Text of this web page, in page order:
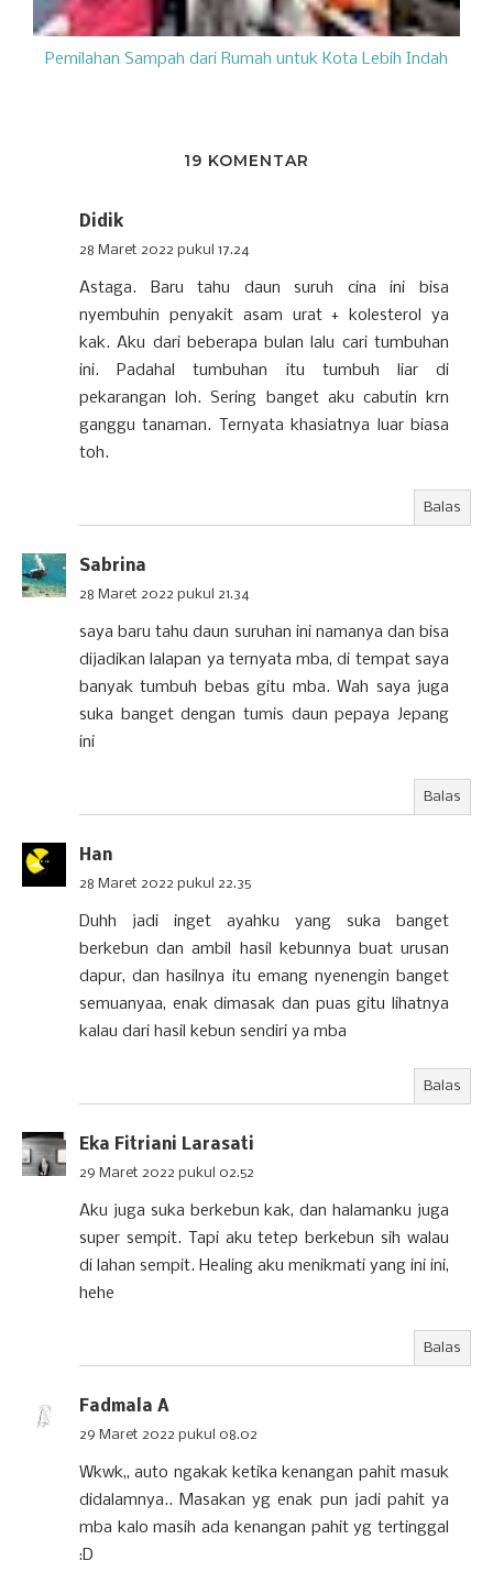
Pemilahan Sampah dari Rumah untuk Kota Lebih Indah
19 KOMENTAR
Didik
28 Maret 2022 pukul 17.24
Astaga. Baru tahu daun suruh cina ini bisa
nyembuhin penyakit asam urat + kolesterol ya
kak. Aku dari beberapa bulan lalu cari tumbuhan
ini. Padahal tumbuhan itu tumbuh liar di
pekarangan loh. Sering banget aku cabutin krn
ganggu tanaman. Ternyata khasiatnya luar biasa
toh.
Balas
Sabrina
28 Maret 2022 pukul 21.34
saya baru tahu daun suruhan ini namanya dan bisa
dijadikan lalapan ya ternyata mba, di tempat saya
banyak tumbuh bebas gitu mba. Wah saya juga
suka banget dengan tumis daun pepaya Jepang
ini
Balas
Han
28 Maret 2022 pukul 22.35
Duhh jadi inget ayahku yang suka banget
berkebun dan ambil hasil kebunnya buat urusan
dapur, dan hasilnya itu emang nyenengin banget
semuanyaa, enak dimasak dan puas gitu lihatnya
kalau dari hasil kebun sendiri ya mba
Balas
Eka Fitriani Larasati
29 Maret 2022 pukul 02.52
Aku juga suka berkebun kak, dan halamanku juga
super sempit. Tapi aku tetep berkebun sih walau
di lahan sempit. Healing aku menikmati yang ini ini,
hehe
Balas
Fadmala A
29 Maret 2022 pukul 08.02
Wkwk,, auto ngakak ketika kenangan pahit masuk
didalamnya.. Masakan yg enak pun jadi pahit ya
mba kalo masih ada kenangan pahit yg tertinggal
:D